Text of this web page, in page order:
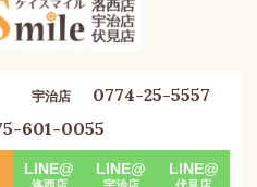
宇治店 0774-25-5557
601-0055
LINE@ LINE@ LINE@